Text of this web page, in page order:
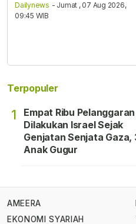
Dailynews - Jumat , 07 Aug 2026,
09:45 WIB
Terpopuler
1
Empat Ribu Pelanggaran
Dilakukan Israel Sejak
Genjatan Senjata Gaza,
Anak Gugur
AMEERA
EKONOMI SYARIAH